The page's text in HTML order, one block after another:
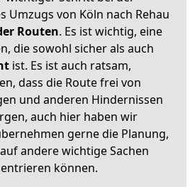
Umzugs von Köln nach Rehau
Routen. Es ist wichtig, eine
die sowohl sicher als auch
ist. Es ist auch ratsam,
dass die Route frei von
und anderen Hindernissen
auch hier haben wir
gerne die Planung,
andere wichtige Sachen
können.